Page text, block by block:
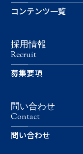
コンテンツ一覧
採用情報
Recruit
募集要項
問い合わせ
Contact
問い合わせ